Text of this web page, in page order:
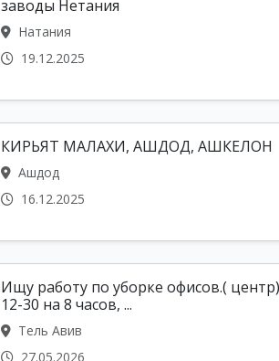
заводы Нетания
Натания
19.12.2025
КИРЬЯТ МАЛАХИ, АШДОД, АШКЕЛОН
Ашдод
16.12.2025
Ищу работу по уборке офисов.(
12-30 на 8 часов, ...
Тель Авив
27.05.2026